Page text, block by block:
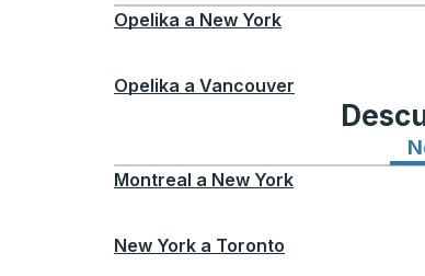
Opelika a New York
Opelika a Vancouver
Montreal a New York
New York a Toronto